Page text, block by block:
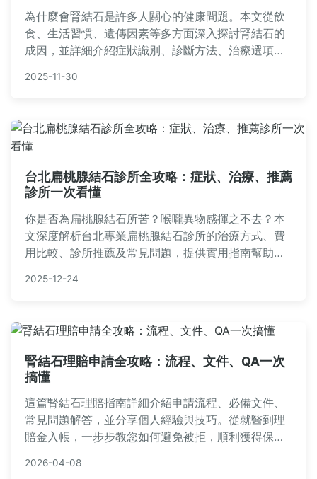
為什麼會腎結石是許多人關心的健康問題。本文從飲
食、生活習慣、遺傳因素等多方面深入探討腎結石的
成因，並詳細介紹症狀識別、診斷方法、治療選項及
石的所有疑問，幫助您遠離痛苦，維持泌尿系統健
2025-11-30
台北扁桃腺結石診所全攻略：症狀、治療、推薦
診所一次看懂
你是否為扁桃腺結石所苦？喉嚨異物感揮之不去？本
文深度解析台北專業扁桃腺結石診所的治療方式、費
用比較、診所推薦及常見問題，提供實用指南幫助你
2025-12-24
腎結石理賠申請全攻略：流程、文件、QA一次
搞懂
這篇腎結石理賠指南詳細介紹申請流程、必備文件、
常見問題解答，並分享個人經驗與技巧。從就醫到理
賠金入帳，一步步教您如何避免被拒，順利獲得保險
間與精力。
2026-04-08